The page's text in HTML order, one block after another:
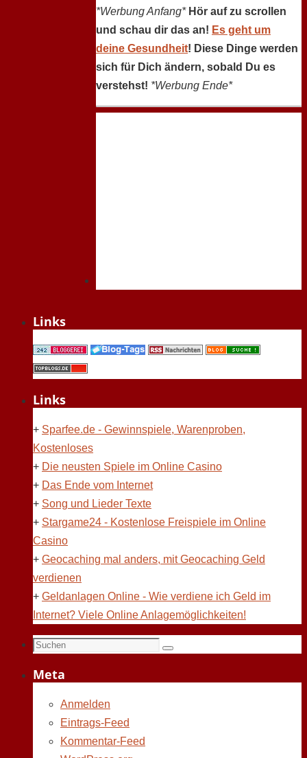
*Werbung Anfang* Hör auf zu scrollen
und schau dir das an! Es geht um
deine Gesundheit! Diese Dinge werden
sich für Dich ändern, sobald Du es
verstehst! *Werbung Ende*
Links
Links
+ Sparfee.de - Gewinnspiele, Warenproben,
Kostenloses
+ Die neusten Spiele im Online Casino
+ Das Ende vom Internet
+ Song und Lieder Texte
+ Stargame24 - Kostenlose Freispiele im Online
Casino
+ Geocaching mal anders, mit Geocaching Geld
verdienen
+ Geldanlagen Online - Wie verdiene ich Geld im
Internet? Viele Online Anlagemöglichkeiten!
Suchen
Suchen
Meta
Anmelden
Eintrags-Feed
Kommentar-Feed